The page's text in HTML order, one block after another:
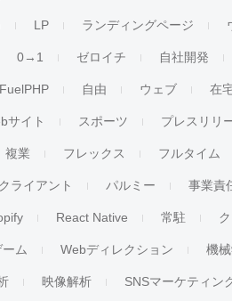
LP ランディングページ
0→1 ゼロイチ 自社開発
FuelPHP 自由 ウェブ 在
サイト スポーツ プレスリリ
複業 フレックス フルタイム
クライアント パルミー 事業責
React Native 常駐
ーム Webディレクション 機
映像解析 SNSマーケティン